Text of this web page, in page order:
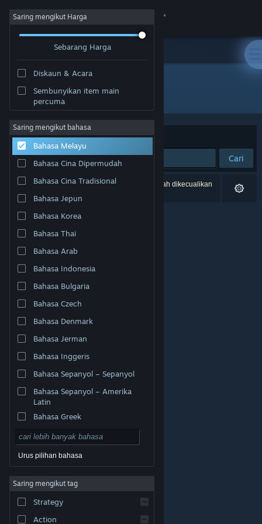
Sign in
Tentang
Sokongan
Ubah bahasa
Dapatkan Steam Mobile App
Lihat laman web desktop
© Valve Corporation. Hak cipta terpelihara. Semua
tanda dagangan ialah hak milik pemilik masing-masing
Perundangan|Accessibility
Steam| Bayaran balik
Saring mengikut Harga
Sebarang Harga
Diskaun & Acara
Sembunyikan item main
percuma
Saring mengikut bahasa
Bahasa Melayu
Bahasa Cina Dipermudah
Bahasa Cina Tradisional
Bahasa Jepun
Bahasa Korea
Bahasa Thai
Bahasa Arab
Bahasa Indonesia
Bahasa Bulgaria
Bahasa Czech
Bahasa Denmark
Bahasa Jerman
Bahasa Inggeris
Bahasa Sepanyol – Sepanyol
Bahasa Sepanyol – Amerika
Latin
Bahasa Greek
Urus pilihan bahasa
Saring mengikut tag
Strategy
Action
Pembangun: Cody Dowell
Susun mengikut Perkaitan
Cari
0 hasil sepadan dengan carian anda. 1 tajuk telah dikecualikan
berdasarkan pilihan anda.